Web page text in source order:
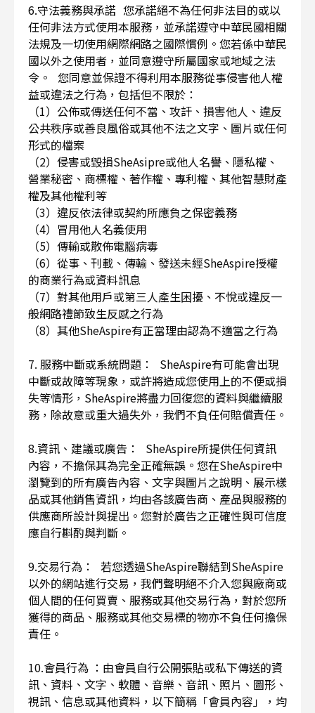
6.守法義務與承諾 您承諾絕不為任何非法目的或以
任何非法方式使用本服務，並承諾遵守中華民國相關
法規及一切使用網際網路之國際慣例。您若係中華民
國以外之使用者，並同意遵守所屬國家或地域之法
令。 您同意並保證不得利用本服務從事侵害他人權
益或違法之行為，包括但不限於：
（1）公佈或傳送任何不當、攻訐、損害他人、違反
公共秩序或善良風俗或其他不法之文字、圖片或任何
形式的檔案
（2）侵害或毀損SheAsipre或他人名譽、隱私權、
營業秘密、商標權、著作權、專利權、其他智慧財產
權及其他權利等
（3）違反依法律或契約所應負之保密義務
（4）冒用他人名義使用
（5）傳輸或散佈電腦病毒
（6）從事、刊載、傳輸、發送未經SheAspire授權
的商業行為或資料訊息
（7）對其他用戶或第三人產生困擾、不悅或違反一
般網路禮節致生反感之行為
（8）其他SheAspire有正當理由認為不適當之行為
7. 服務中斷或系統問題： SheAspire有可能會出現
中斷或故障等現象，或許將造成您使用上的不便或損
失等情形，SheAspire將盡力回復您的資料與繼續服
務，除故意或重大過失外，我們不負任何賠償責任。
8.資訊、建議或廣告： SheAspire所提供任何資訊
內容，不擔保其為完全正確無誤。您在SheAspire中
瀏覽到的所有廣告內容、文字與圖片之說明、展示樣
品或其他銷售資訊，均由各該廣告商、產品與服務的
供應商所設計與提出。您對於廣告之正確性與可信度
應自行斟酌與判斷。
9.交易行為： 若您透過SheAspire聯結到SheAspire
以外的網站進行交易，我們聲明絕不介入您與廠商或
個人間的任何買賣、服務或其他交易行為，對於您所
獲得的商品、服務或其他交易標的物亦不負任何擔保
責任。
10.會員行為 ：由會員自行公開張貼或私下傳送的資
訊、資料、文字、軟體、音樂、音訊、照片、圖形、
視訊、信息或其他資料，以下簡稱「會員內容」，均